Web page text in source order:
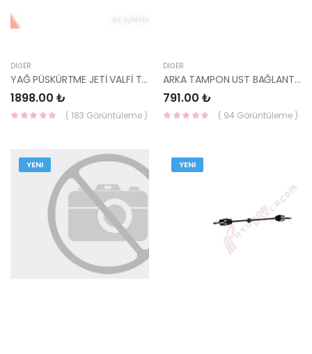
DIĞER
YAĞ PÜSKÜRTME JETİ VALFİ TUCSON/SPORTAGE 16- 21150-2B710-HMC
1898.00 ₺
( 183 Görüntüleme )
DIĞER
ARKA TAMPON UST BAĞLANTISI TUCSON 2020- 86633-N7100-HMC
791.00 ₺
( 94 Görüntüleme )
YENI YENI